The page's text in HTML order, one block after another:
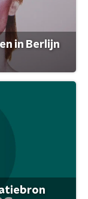
in Berlijn